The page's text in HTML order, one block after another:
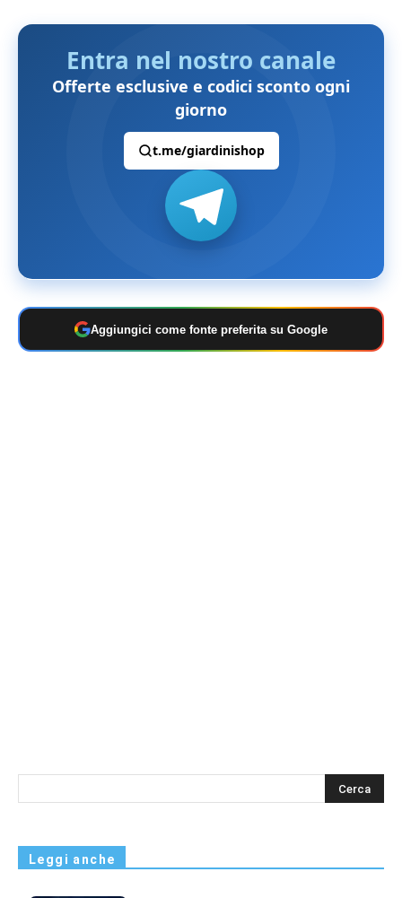
Entra nel nostro canale
Offerte esclusive e codici sconto ogni
giorno
t.me/giardinishop
Aggiungici come fonte preferita su Google
s
Leggi anche